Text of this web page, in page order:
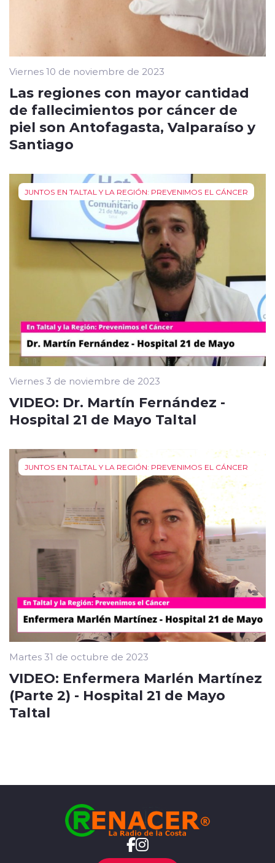
Viernes 10 de noviembre de 2023
Las regiones con mayor cantidad
de fallecimientos por cáncer de
piel son Antofagasta, Valparaíso y
Santiago
JUNTOS EN TALTAL Y LA REGIÓN: PREVENIMOS EL CÁNCER
Viernes 3 de noviembre de 2023
VIDEO: Dr. Martín Fernández -
Hospital 21 de Mayo Taltal
JUNTOS EN TALTAL Y LA REGIÓN: PREVENIMOS EL CÁNCER
Martes 31 de octubre de 2023
VIDEO: Enfermera Marlén Martínez
(Parte 2) - Hospital 21 de Mayo
Taltal